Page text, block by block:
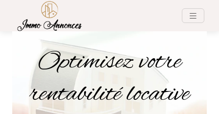
Optimisez votre
rentabilité locative